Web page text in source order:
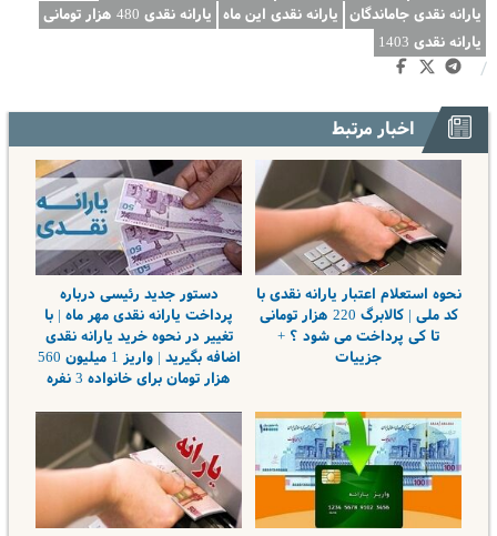
یارانه نقدی جاماندگان یارانه نقدی این ماه یارانه نقدی 480 هزار تومانی
یارانه نقدی 1403
/
اخبار مرتبط
نحوه استعلام اعتبار یارانه نقدی با
کد ملی | کالابرگ 220 هزار تومانی
تا کی پرداخت می شود ؟ +
جزییات
دستور جدید رئیسی درباره
پرداخت یارانه نقدی مهر ماه | با
تغییر در نحوه خرید یارانه نقدی
اضافه بگیرید | واریز 1 میلیون 560
هزار تومان برای خانواده 3 نفره